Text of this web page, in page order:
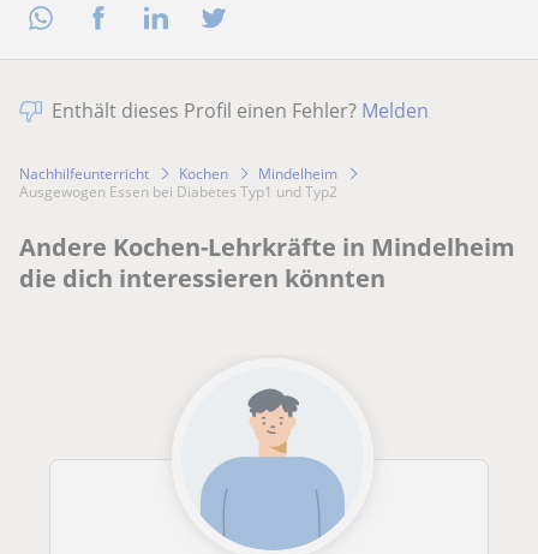
Enthält dieses Profil einen Fehler? Melden
Nachhilfeunterricht Kochen
Mindelheim
Ausgewogen Essen bei Diabetes Typ1 und Typ2
Andere Kochen-Lehrkräfte in Mindelheim
die dich interessieren könnten